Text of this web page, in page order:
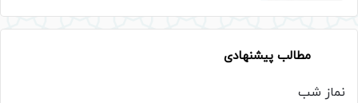
مطالب پیشنهادی
نماز شب